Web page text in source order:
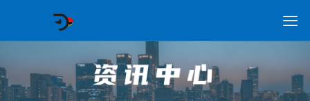

首页
GEO常见问题
GEO优化
海外GEO
网络营销
企业培训
软件开发
政策申报
资讯中心
关于我们